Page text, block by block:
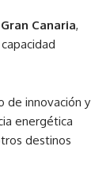
Gran Canaria,
de innovación y
energética
destinos